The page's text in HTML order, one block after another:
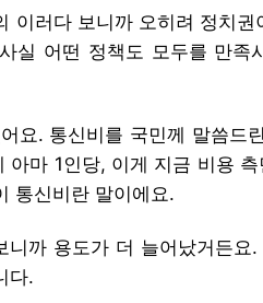
이러다 보니까 오히려 정치권
실 어떤 정책도 모두를 만족
요. 통신비를 국민께 말씀드
아마 1인당, 이게 지금 비용
통신비란 말이에요.
까 용도가 더 늘어났거든요
다.